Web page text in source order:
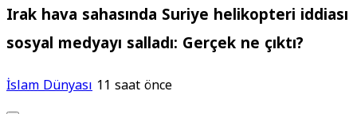
Irak hava sahasında Suriye helikopteri iddiası
sosyal medyayı salladı: Gerçek ne çıktı?
İslam Dünyası 11 saat önce